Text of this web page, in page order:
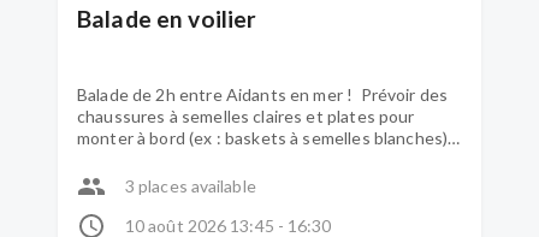
Balade en voilier
Balade de 2h entre Aidants en mer ! Prévoir des
chaussures à semelles claires et plates pour
monter à bord (ex : baskets à semelles blanches).
13h45. 3€/personnes
3 places available
10 août 2026 13:45 - 16:30